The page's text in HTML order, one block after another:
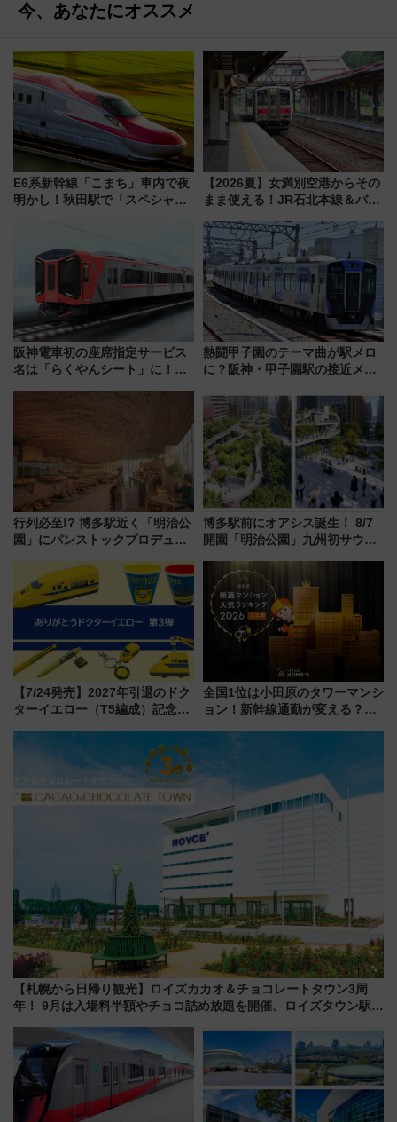
今、あなたにオススメ
E6系新幹線「こまち」車内で夜
明かし！秋田駅で「スペシャル
【2026夏】女満別空港からその
まま使える！JR石北本線＆バス
ーパス」でおトクに道東観光
（8/3発売）
阪神電車初の座席指定サービス
名は「らくやんシート」に！新
熱闘甲子園のテーマ曲が駅メロ
に？阪神・甲子園駅の接近メロ
谷実アレンジの特別仕様へ、8月
5日始発から
行列必至!? 博多駅近く「明治公
園」にパンストックプロデュー
オープン 秋からはビストロ営業
も！
博多駅前にオアシス誕生！ 8/7
開園「明治公園」九州初サウナ
品グルメ登場で駅前の過ごし方
はどう変わる？
【7/24発売】2027年引退のドク
ターイエロー（T5編成）記念グ
送の目覚まし時計など通販・販
全国1位は小田原のタワーマンシ
ョン！新幹線通勤が変える？
【札幌から日帰り観光】ロイズカカオ＆チョコレートタウン3周
年！ 9月は入場料半額やチョコ詰め放題を開催、ロイズタウン駅か